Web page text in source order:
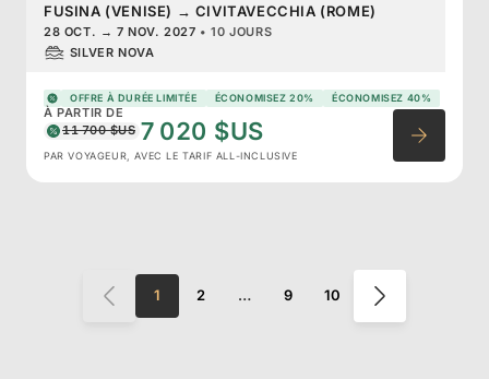
FUSINA (VENISE) → CIVITAVECCHIA (ROME)
28 OCT. → 7 NOV. 2027 •10 JOURS
SILVER NOVA
OFFRE À DURÉE LIMITÉE ÉCONOMISEZ 20% ÉCONOMISEZ 40%
À PARTIR DE
11 700 $US 7 020 $US
PAR VOYAGEUR, AVEC LE TARIF ALL-INCLUSIVE
1 2 … 9 10